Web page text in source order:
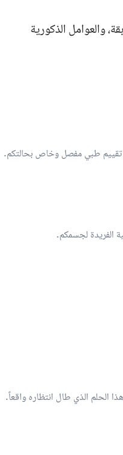
والعوامل الذكورية
تقييم طبي مفصل وخاص بحالتكم.
الفريدة لجسمكم.
الحلم الذي طال انتظاره واقعاً.